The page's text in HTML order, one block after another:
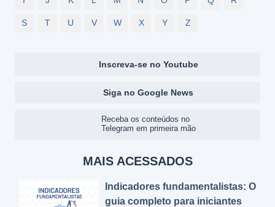
S T U V W X Y Z
Inscreva-se no Youtube
Siga no Google News
Receba os conteúdos no
Telegram em primeira mão
MAIS ACESSADOS
Indicadores fundamentalistas: O
guia completo para iniciantes